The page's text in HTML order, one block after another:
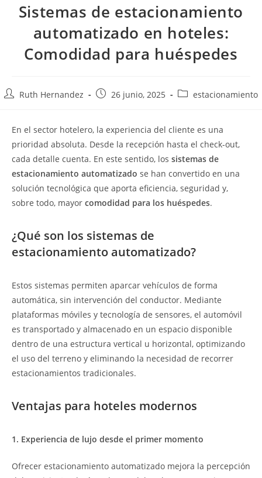
Sistemas de estacionamiento
automatizado en hoteles:
Comodidad para huéspedes
Ruth Hernandez 26 junio, 2025 estacionamiento
En el sector hotelero, la experiencia del cliente es una
prioridad absoluta. Desde la recepción hasta el check-out,
cada detalle cuenta. En este sentido, los sistemas de
estacionamiento automatizado se han convertido en una
solución tecnológica que aporta eficiencia, seguridad y,
sobre todo, mayor comodidad para los huéspedes.
¿Qué son los sistemas de
estacionamiento automatizado?
Estos sistemas permiten aparcar vehículos de forma
automática, sin intervención del conductor. Mediante
plataformas móviles y tecnología de sensores, el automóvil
es transportado y almacenado en un espacio disponible
dentro de una estructura vertical u horizontal, optimizando
el uso del terreno y eliminando la necesidad de recorrer
estacionamientos tradicionales.
Ventajas para hoteles modernos
1. Experiencia de lujo desde el primer momento
Ofrecer estacionamiento automatizado mejora la percepción